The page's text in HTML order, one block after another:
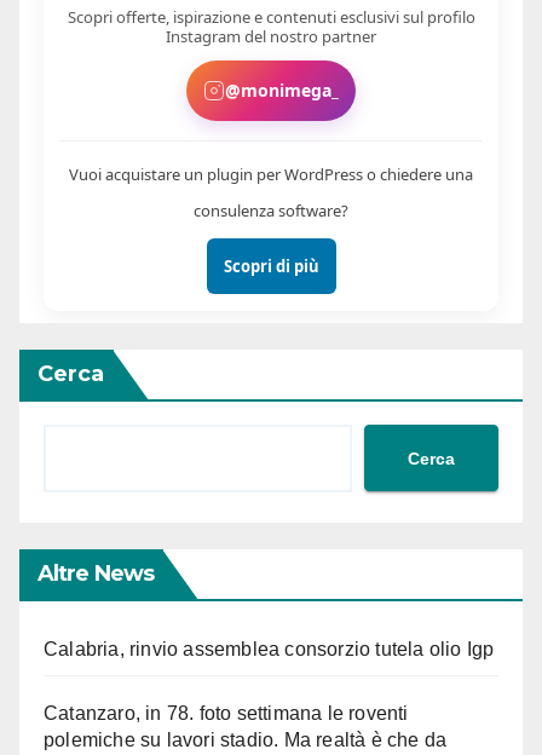
Cerca
Cerca
Altre News
Calabria, rinvio assemblea consorzio tutela olio Igp
Catanzaro, in 78. foto settimana le roventi
polemiche su lavori stadio. Ma realtà è che da
Scopri offerte, ispirazione e contenuti esclusivi sul profilo
Instagram del nostro partner
@monimega_
Vuoi acquistare un plugin per WordPress o chiedere una
consulenza software?
Scopri di più